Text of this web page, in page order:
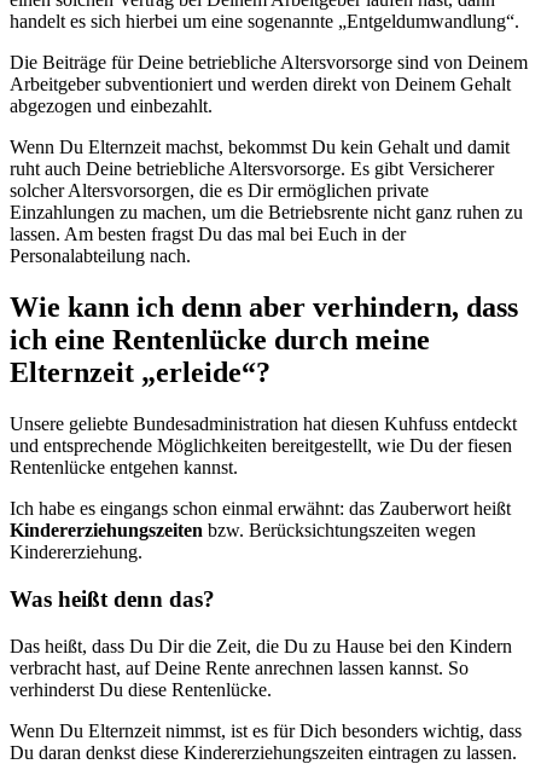
handelt es sich hierbei um eine sogenannte „Entgeldumwandlung“.
Die Beiträge für Deine betriebliche Altersvorsorge sind von Deinem
Arbeitgeber subventioniert und werden direkt von Deinem Gehalt
abgezogen und einbezahlt.
Wenn Du Elternzeit machst, bekommst Du kein Gehalt und damit
ruht auch Deine betriebliche Altersvorsorge. Es gibt Versicherer
solcher Altersvorsorgen, die es Dir ermöglichen private
Einzahlungen zu machen, um die Betriebsrente nicht ganz ruhen zu
lassen. Am besten fragst Du das mal bei Euch in der
Personalabteilung nach.
Wie kann ich denn aber verhindern, dass
ich eine Rentenlücke durch meine
Elternzeit „erleide“?
Unsere geliebte Bundesadministration hat diesen Kuhfuss entdeckt
und entsprechende Möglichkeiten bereitgestellt, wie Du der fiesen
Rentenlücke entgehen kannst.
Ich habe es eingangs schon einmal erwähnt: das Zauberwort heißt
Kindererziehungszeiten bzw. Berücksichtungszeiten wegen
Kindererziehung.
Was heißt denn das?
Das heißt, dass Du Dir die Zeit, die Du zu Hause bei den Kindern
verbracht hast, auf Deine Rente anrechnen lassen kannst. So
verhinderst Du diese Rentenlücke.
Wenn Du Elternzeit nimmst, ist es für Dich besonders wichtig, dass
Du daran denkst diese Kindererziehungszeiten eintragen zu lassen.